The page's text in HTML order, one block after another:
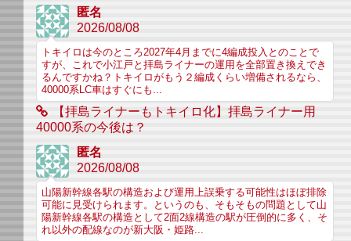
匿名
2026/08/08
トキイロは今のところ2027年4月までに4編成投入とのことで
すが、これで小江戸と拝島ライナーの運用を全部置き換えでき
るんですかね？トキイロがもう２編成くらい増備されるなら、
40000系LC車はすぐにも...
【拝島ライナーもトキイロ化】拝島ライナー用
40000系の今後は？
匿名
2026/08/08
山陽新幹線各駅の構造および運用上誤乗する可能性はほぼ排除
可能に見受けられます。というのも、そもそもの問題として山
陽新幹線各駅の構造として2面2線構造の駅が圧倒的に多く、そ
れ以外の配線なのが新大阪・姫路...